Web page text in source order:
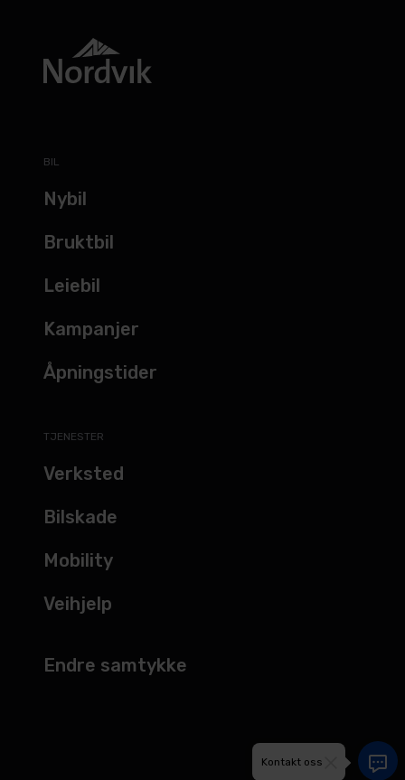
BIL
Nybil
Bruktbil
Leiebil
Kampanjer
Åpningstider
TJENESTER
Verksted
Bilskade
Mobility
Veihjelp
Endre samtykke
Kontakt oss